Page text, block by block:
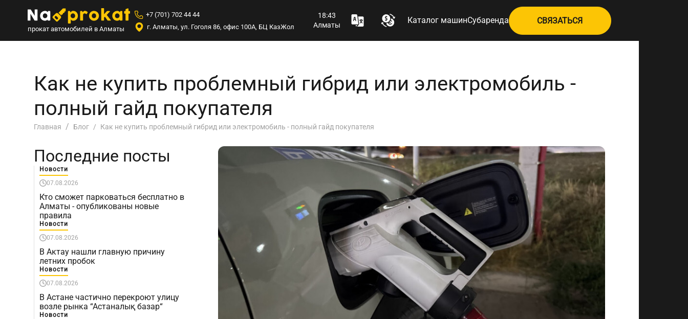
прокат автомобилей в Алматы
+7 (701) 702 44 44
г. Алматы, ул. Гоголя 86, офис 100А, БЦ КазЖол
18:43
Алматы
Каталог машинСубаренда СВЯЗАТЬСЯ
Как не купить проблемный гибрид или электромобиль -
полный гайд покупателя
Главная Блог Как не купить проблемный гибрид или электромобиль - полный гайд покупателя
Последние посты
Новости
07.08.2026
Кто сможет парковаться бесплатно в
Алматы - опубликованы новые
правила
Новости
07.08.2026
В Актау нашли главную причину
летних пробок
Новости
07.08.2026
В Астане частично перекроют улицу
возле рынка “Астаналық базар“
Новости